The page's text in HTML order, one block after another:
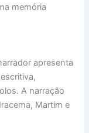
memória
apresenta
A narração
Martim e